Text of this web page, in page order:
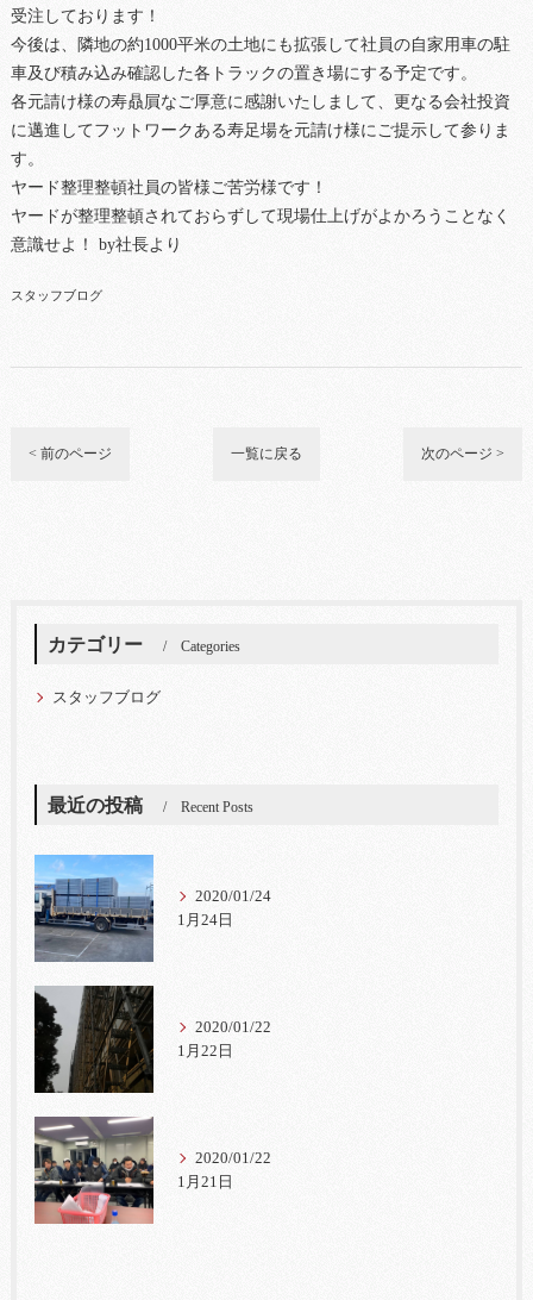
受注しております！
今後は、隣地の約1000平米の土地にも拡張して社員の自家用車の駐
車及び積み込み確認した各トラックの置き場にする予定です。
各元請け様の寿贔屓なご厚意に感謝いたしまして、更なる会社投資
に邁進してフットワークある寿足場を元請け様にご提示して参りま
す。
ヤード整理整頓社員の皆様ご苦労様です！
ヤードが整理整頓されておらずして現場仕上げがよかろうことなく
意識せよ！ by社長より
スタッフブログ
< 前のページ 一覧に戻る 次のページ >
カテゴリー Categories
スタッフブログ
最近の投稿 Recent Posts
2020/01/24
1月24日
2020/01/22
1月22日
2020/01/22
1月21日